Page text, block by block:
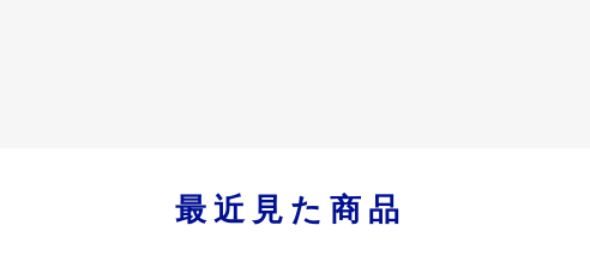
最近見た商品